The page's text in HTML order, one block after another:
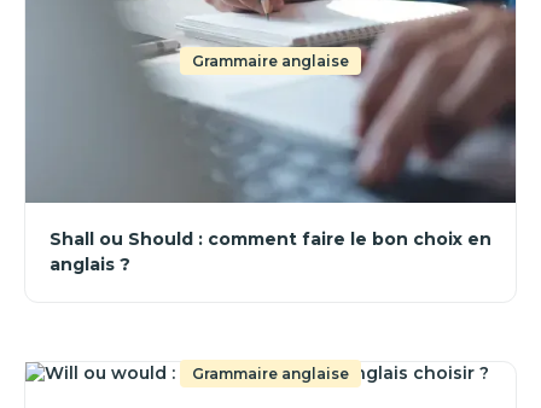
Grammaire anglaise
Shall ou Should : comment faire le bon choix en
anglais ?
Grammaire anglaise